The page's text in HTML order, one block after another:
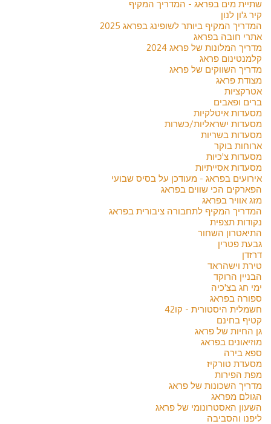
שתיית מים בפראג - המדריך המקיף
קיר ג'ון לנון
המדריך המקיף ביותר לשופינג בפראג 2025
אתרי חובה בפראג
מדריך המלונות של פראג 2024
קלמנטינום פראג
מדריך השווקים של פראג
מצודת פראג
אטרקציות
ברים ופאבים
מסעדות איטלקיות
מסעדות ישראליות/כשרות
מסעדות בשריות
ארוחות בוקר
מסעדות צ'כיות
מסעדות אסייתיות
אירועים בפראג - מעודכן על בסיס שבועי
הפארקים הכי שווים בפראג
מזג אוויר בפראג
המדריך המקיף לתחבורה ציבורית בפראג
נקודות תצפית
התיאטרון השחור
גבעת פטרין
דרזדן
טירת וישהראד
הבניין הרוקד
ימי חג בצ'כיה
ספורה בפראג
חשמלית היסטורית - קו42
קטיף בחינם
גן החיות של פראג
מוזיאונים בפראג
ספא בירה
מסעדת טורקיז
מפת הפירות
מדריך השכונות של פראג
הגולם מפראג
השעון האסטרונומי של פראג
ליפנו והסביבה